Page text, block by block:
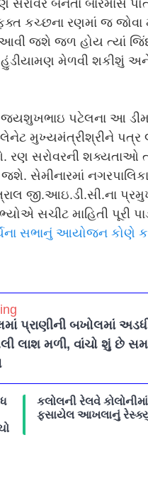
સરોવર બનતા બારેમાસ
કચ્છના રણમાં જ
જશે જળ હોય ત્યાં
મેળવી શકીશું
જયશુખભાઇ પટેલના આ
મુખ્યમંત્રીશ્રીને
રણ સરોવરની શક્યતાઓ
સેમીનારમાં
જી.આઇ.ડી.સી.ના
સચીટ માહિતી પૂરી
સભાનું આયોજન કોણે
પ્રાણીની બખોલમાં
લાશ મળી, વાંચો શું છે
કલોલની રેલવે કોલોનીમાં
ફસાયેલ આખલાનું